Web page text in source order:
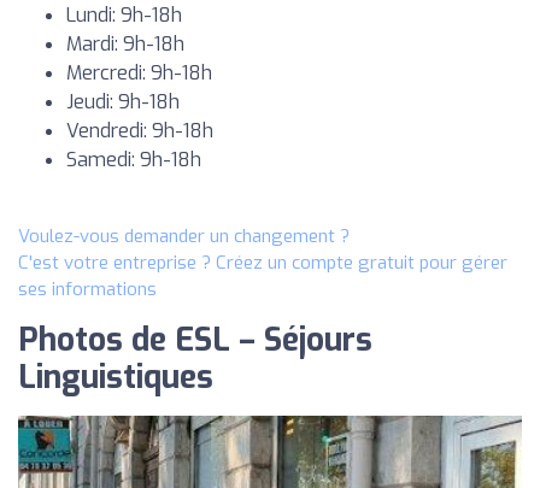
Lundi: 9h-18h
Mardi: 9h-18h
Mercredi: 9h-18h
Jeudi: 9h-18h
Vendredi: 9h-18h
Samedi: 9h-18h
Voulez-vous demander un changement ?
C'est votre entreprise ? Créez un compte gratuit pour gérer
ses informations
Photos de ESL – Séjours
Linguistiques